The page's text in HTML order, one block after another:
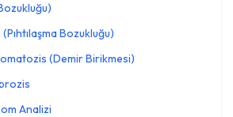
Bozukluğu)
(Demir Birikmesi)
Analizi